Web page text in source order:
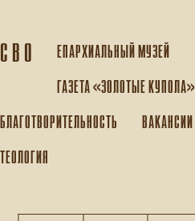
С В О
ЕПАРХИАЛЬНЫЙ МУЗEЙ
ГАЗЕТА «ЗОЛОТЫЕ КУПОЛА»
БЛАГОТВОРИТЕЛЬНОСТЬ
ВАКАНСИИ
ТЕОЛОГИЯ